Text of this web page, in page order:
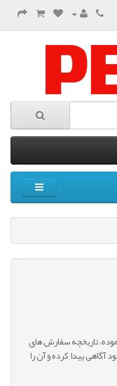
تاريخچه سفارش های
پيدا کرده و آن را